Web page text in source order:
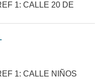
1: CALLE 20 DE
1: CALLE NIÑOS